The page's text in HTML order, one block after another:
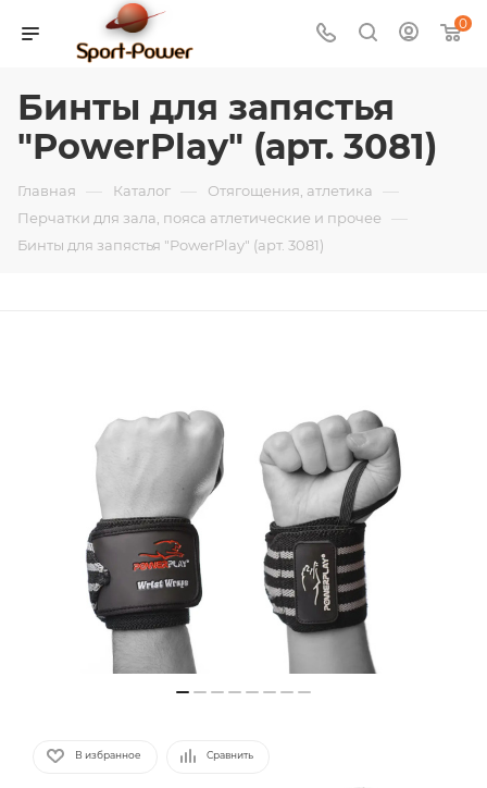
0
Бинты для запястья
"PowerPlay" (арт. 3081)
Главная — Каталог — Отягощения, атлетика —
Перчатки для зала, пояса атлетические и прочее —
Бинты для запястья "PowerPlay" (арт. 3081)
В избранное Сравнить